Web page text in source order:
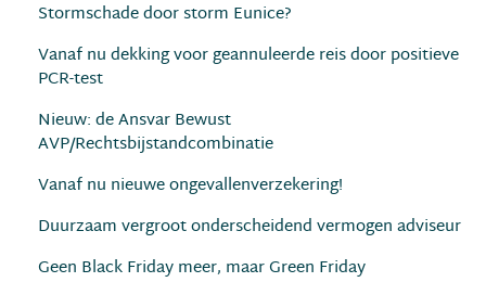
Stormschade door storm Eunice?
Vanaf nu dekking voor geannuleerde reis door positieve
PCR-test
Nieuw: de Ansvar Bewust
AVP/Rechtsbijstandcombinatie
Vanaf nu nieuwe ongevallenverzekering!
Duurzaam vergroot onderscheidend vermogen adviseur
Geen Black Friday meer, maar Green Friday